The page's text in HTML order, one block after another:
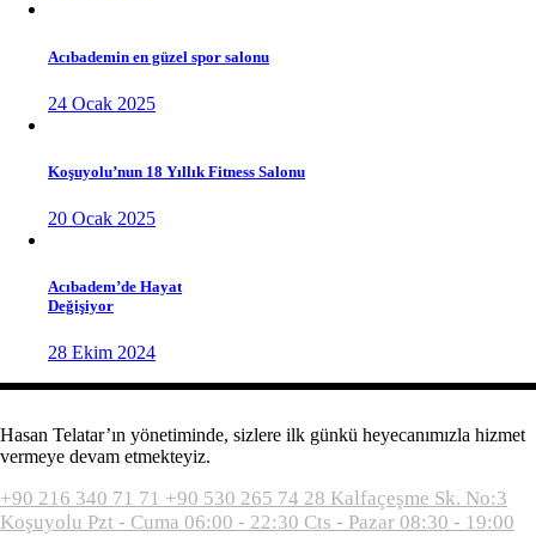
Acıbademin en güzel spor salonu
24 Ocak 2025
Koşuyolu’nun 18 Yıllık Fitness Salonu
20 Ocak 2025
Acıbadem’de Hayat
Değişiyor
28 Ekim 2024
Hasan Telatar’ın yönetiminde, sizlere ilk günkü heyecanımızla hizmet
vermeye devam etmekteyiz.
+90 216 340 71 71 +90 530 265 74 28 Kalfaçeşme Sk. No:3
Koşuyolu Pzt - Cuma 06:00 - 22:30 Cts - Pazar 08:30 - 19:00